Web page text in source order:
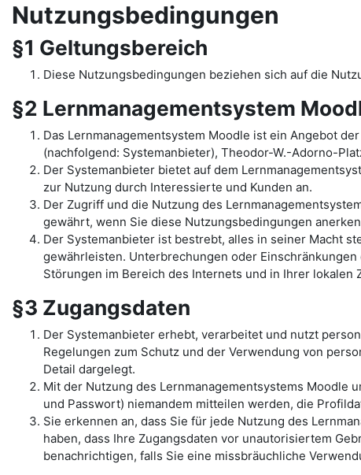
Nutzungsbedingungen
§1 Geltungsbereich
Diese Nutzungsbedingungen beziehen sich auf die
§2 Lernmanagementsystem
Das Lernmanagementsystem Moodle ist ein Angebot
(nachfolgend: Systemanbieter), Theodor-W.-Adorno-
Der Systemanbieter bietet auf dem
zur Nutzung durch Interessierte und Kunden an.
Der Zugriff und die Nutzung des
gewährt, wenn Sie diese Nutzungsbedingungen
Der Systemanbieter ist bestrebt, alles in seiner Macht
gewährleisten. Unterbrechungen oder
Störungen im Bereich des Internets und in Ihrer
§3 Zugangsdaten
Der Systemanbieter erhebt, verarbeitet und nutzt
Regelungen zum Schutz und der Verwendung von
Detail dargelegt.
Mit der Nutzung des Lernmanagementsystems Moodle
und Passwort) niemandem mitteilen werden, die
Sie erkennen an, dass Sie für jede Nutzung des
haben, dass Ihre Zugangsdaten vor unautorisiertem
benachrichtigen, falls Sie eine missbräuchliche